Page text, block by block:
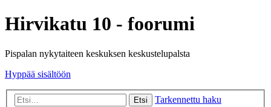
Hirvikatu 10 - foorumi
Pispalan nykytaiteen keskuksen keskustelupalsta
Hyppää sisältöön
Etsi Tarkennettu haku